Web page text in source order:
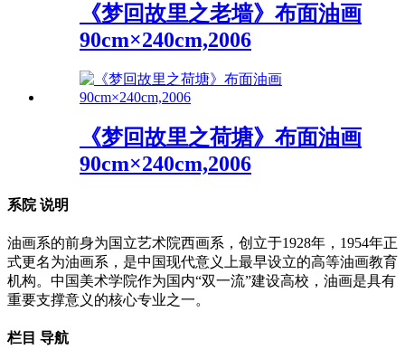
《梦回故里之老墙》布面油画
90cm×240cm,2006
《梦回故里之荷塘》布面油画
90cm×240cm,2006
系院说明
油画系的前身为国立艺术院西画系，创立于1928年，1954年正
式更名为油画系，是中国现代意义上最早设立的高等油画教育
机构。中国美术学院作为国内“双一流”建设高校，油画是具有
重要支撑意义的核心专业之一。
栏目 导航